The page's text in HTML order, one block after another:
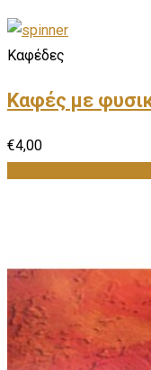
Καφέδες
Καφές με
€4,00